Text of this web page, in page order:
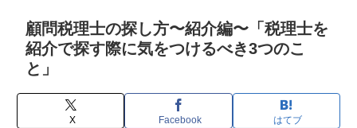
顧問税理士の探し方〜紹介編〜「税理士を
紹介で探す際に気をつけるべき3つのこ
と」
X Facebook はてブ